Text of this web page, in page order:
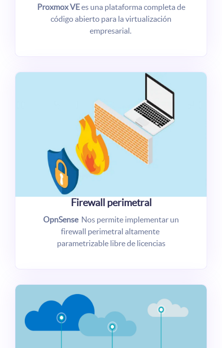
Proxmox VEes una plataforma completa de
código abierto para la virtualización
empresarial.
Firewall perimetral
OpnSense Nos permite implementar un
firewall perimetral altamente
parametrizable libre de licencias